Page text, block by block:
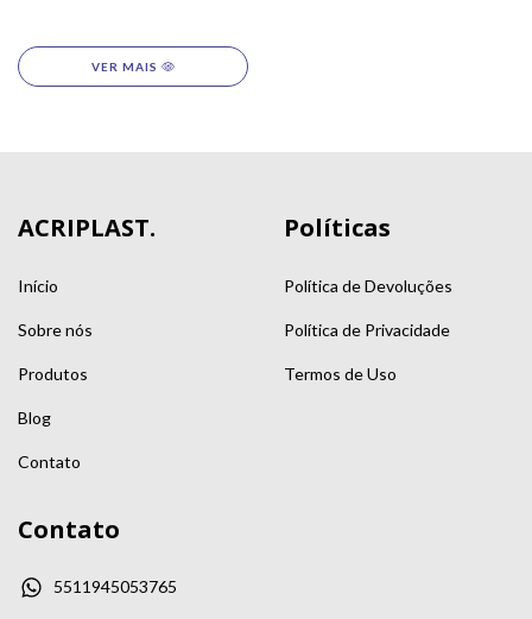
ACRIPLAST.
Início
Sobre nós
Produtos
Blog
Contato
Políticas
Política de Devoluções
Política de Privacidade
Termos de Uso
Contato
5511945053765